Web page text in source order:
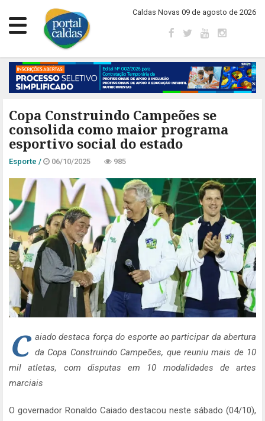
Caldas Novas 09 de agosto de 2026
Copa Construindo Campeões se
consolida como maior programa
esportivo social do estado
Esporte / 06/10/2025 985
C aiado destaca força do esporte ao participar da abertura
da Copa Construindo Campeões, que reuniu mais de 10
mil atletas, com disputas em 10 modalidades de artes
marciais
O governador Ronaldo Caiado destacou neste sábado (04/10),